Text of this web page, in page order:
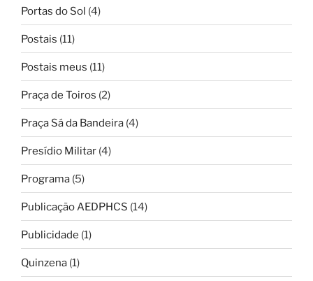
Portas do Sol (4)
Postais (11)
Postais meus (11)
Praça de Toiros (2)
Praça Sá da Bandeira (4)
Presídio Militar (4)
Programa (5)
Publicação AEDPHCS (14)
Publicidade (1)
Quinzena (1)